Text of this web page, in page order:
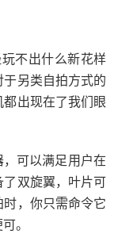
不出什么新花样
另类自拍方式的
出现在了我们眼
可以满足用户在
双旋翼，叶片可
，你只需命令它
。